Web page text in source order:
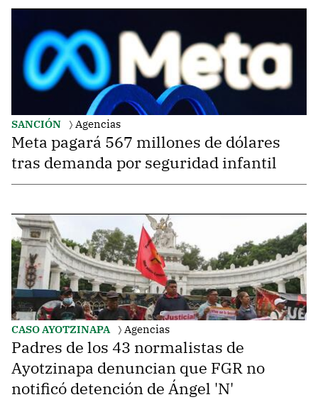
SANCIÓN Agencias
Meta pagará 567 millones de dólares
tras demanda por seguridad infantil
CASO AYOTZINAPA Agencias
Padres de los 43 normalistas de
Ayotzinapa denuncian que FGR no
notificó detención de Ángel 'N'